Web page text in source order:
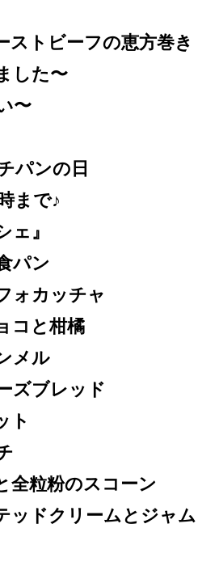
ストビーフの恵方巻き
した〜
〜
パンの日
まで♪
ェ』
パン
ォカッチャ
コと柑橘
メル
ズブレッド
ト
全粒粉のスコーン
ッドクリームとジャム